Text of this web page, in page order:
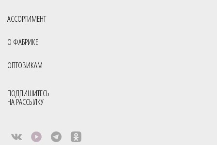
АССОРТИМЕНТ
О ФАБРИКЕ
ОПТОВИКАМ
ПОДПИШИТЕСЬ
НА РАССЫЛКУ